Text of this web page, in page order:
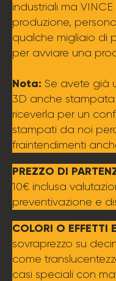
industriali ma
produzione,
qualche migliaio di
per avviare una
Nota: Se avete già
3D anche
riceverla per un
stampati da noi
fraintendimenti
PREZZO DI
10€ inclusa
preventivazione e
COLORI O EFFETTI
sovraprezzo su
come
casi speciali con